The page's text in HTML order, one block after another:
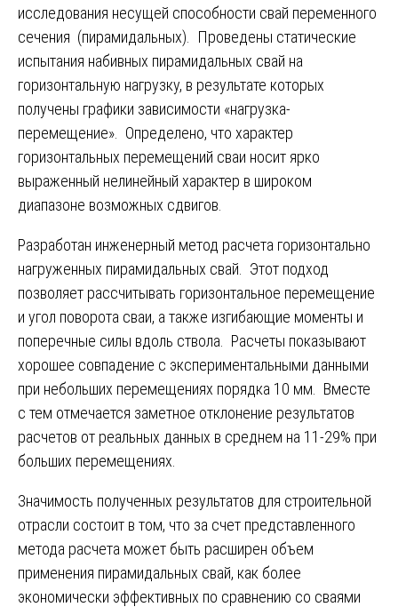
исследования несущей способности свай переменного
сечения (пирамидальных). Проведены статические
испытания набивных пирамидальных свай на
горизонтальную нагрузку, в результате которых
получены графики зависимости «нагрузка-
перемещение». Определено, что характер
горизонтальных перемещений сваи носит ярко
выраженный нелинейный характер в широком
диапазоне возможных сдвигов.
Разработан инженерный метод расчета горизонтально
нагруженных пирамидальных свай. Этот подход
позволяет рассчитывать горизонтальное перемещение
и угол поворота сваи, а также изгибающие моменты и
поперечные силы вдоль ствола. Расчеты показывают
хорошее совпадение с экспериментальными данными
при небольших перемещениях порядка 10 мм. Вместе
с тем отмечается заметное отклонение результатов
расчетов от реальных данных в среднем на 11-29% при
больших перемещениях.
Значимость полученных результатов для строительной
отрасли состоит в том, что за счет представленного
метода расчета может быть расширен объем
применения пирамидальных свай, как более
экономически эффективных по сравнению со сваями